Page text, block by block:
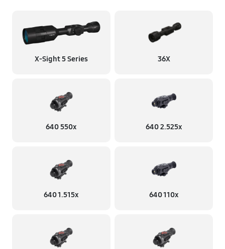
X‑Sight 5 Series 36X
640 550x 640 2.525x
640 1.515x 640 110x